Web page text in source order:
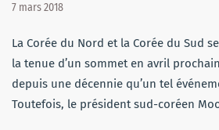
7 mars 2018
La Corée du Nord et la Corée du Sud
la tenue d’un sommet en avril
depuis une décennie qu’un tel
Toutefois, le président sud-coréen